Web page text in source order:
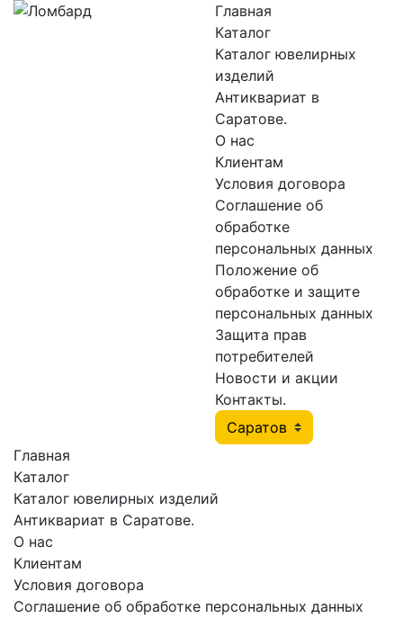
Главная
Каталог
Каталог ювелирных
изделий
Антиквариат в
Саратове.
О нас
Клиентам
Условия договора
Соглашение об
обработке
персональных данных
Положение об
обработке и защите
персональных данных
Защита прав
потребителей
Новости и акции
Контакты.
Главная
Каталог
Каталог ювелирных изделий
Антиквариат в Саратове.
О нас
Клиентам
Условия договора
Соглашение об обработке персональных данных